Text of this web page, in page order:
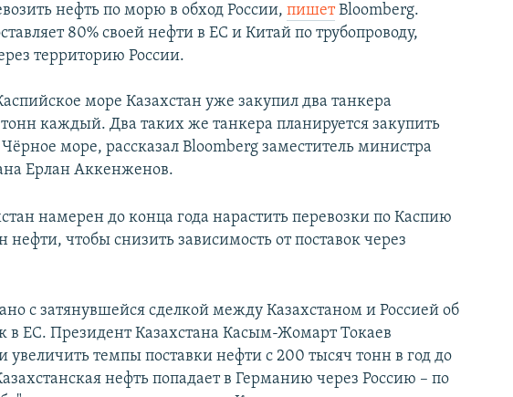
нефть по морю в обход России,пишетBloomberg.
80% своей нефти в ЕС и Китай по трубопроводу,
территорию России.
море Казахстан уже закупил два танкера
каждый. Два таких же танкера планируется закупить
море, рассказал Bloomberg заместитель министра
Ерлан Аккенженов.
намерен до конца года нарастить перевозки по Каспию
нефти, чтобы снизить зависимость от поставок через
с затянувшейся сделкой между Казахстаном и Россией об
в ЕС. Президент Казахстана Касым-Жомарт Токаев
темпы поставки нефти с 200 тысяч тонн в год до
нефть попадает в Германию через Россию – по